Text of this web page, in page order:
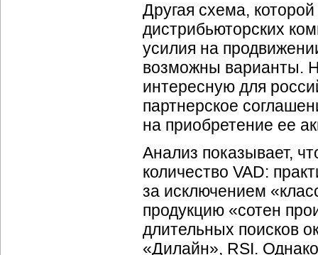
Другая схема,
дистрибьюторских
усилия на
возможны варианты.
интересную для
партнерское
на приобретение ее
Анализ показывает,
количество VAD:
за исключением
продукцию «сотен
длительных поисков
«Дилайн», RSI.